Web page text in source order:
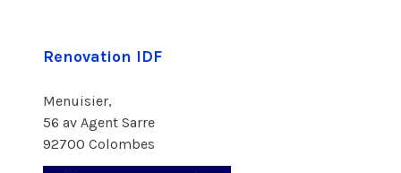
Renovation IDF
Menuisier,
56 av Agent Sarre
92700 Colombes